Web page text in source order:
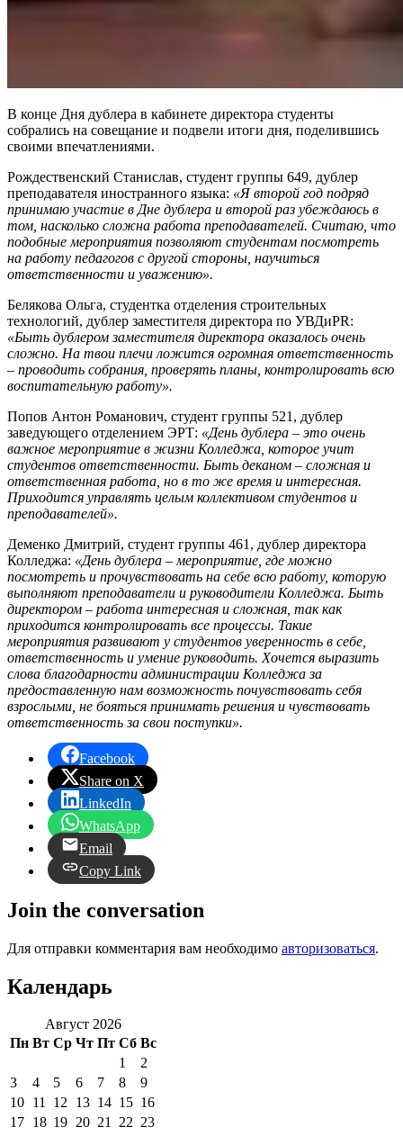
В конце Дня дублера в кабинете директора студенты
собрались на совещание и подвели итоги дня, поделившись
своими впечатлениями.
Рождественский Станислав, студент группы 649, дублер
преподавателя иностранного языка: «Я второй год подряд
принимаю участие в Дне дублера и второй раз убеждаюсь в
том, насколько сложна работа преподавателей. Считаю, что
подобные мероприятия позволяют студентам посмотреть
на работу педагогов с другой стороны, научиться
ответственности и уважению».
Белякова Ольга, студентка отделения строительных
технологий, дублер заместителя директора по УВДиPR:
«Быть дублером заместителя директора оказалось очень
сложно. На твои плечи ложится огромная ответственность
– проводить собрания, проверять планы, контролировать всю
воспитательную работу».
Попов Антон Романович, студент группы 521, дублер
заведующего отделением ЭРТ: «День дублера – это очень
важное мероприятие в жизни Колледжа, которое учит
студентов ответственности. Быть деканом – сложная и
ответственная работа, но в то же время и интересная.
Приходится управлять целым коллективом студентов и
преподавателей».
Деменко Дмитрий, студент группы 461, дублер директора
Колледжа: «День дублера – мероприятие, где можно
посмотреть и прочувствовать на себе всю работу, которую
выполняют преподаватели и руководители Колледжа. Быть
директором – работа интересная и сложная, так как
приходится контролировать все процессы. Такие
мероприятия развивают у студентов уверенность в себе,
ответственность и умение руководить. Хочется выразить
слова благодарности администрации Колледжа за
предоставленную нам возможность почувствовать себя
взрослыми, не бояться принимать решения и чувствовать
ответственность за свои поступки».
Facebook
Share on X
LinkedIn
WhatsApp
Email
Copy Link
Join the conversation
Для отправки комментария вам необходимо авторизоваться.
Календарь
Август 2026
Пн Вт Ср Чт Пт Сб Вс
1
2
3
4 5 6 7 8
9
10 11 12 13 14 15 16
17 18 19 20 21 22 23